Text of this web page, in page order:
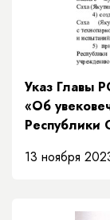
Указ Главы
«Об
Республики
13 ноября